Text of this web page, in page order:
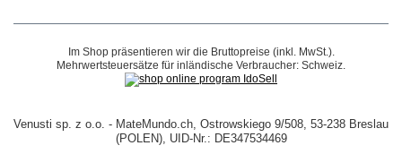
Zusätzliche Information
kontakt@matemundo.ch